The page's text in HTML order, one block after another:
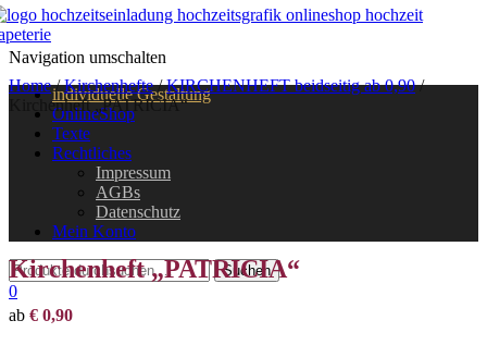
Navigation umschalten
individuelle Gestaltung
OnlineShop
Texte
Rechtliches
Impressum
AGBs
Datenschutz
Mein Konto
0
Home/Kirchenhefte/KIRCHENHEFT beidseitig ab 0,90/
Kirchenheft „PATRICIA“
Kirchenheft „PATRICIA“
ab € 0,90